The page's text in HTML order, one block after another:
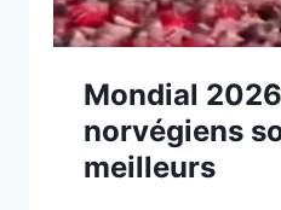
Mondial
norvégiens
meilleurs